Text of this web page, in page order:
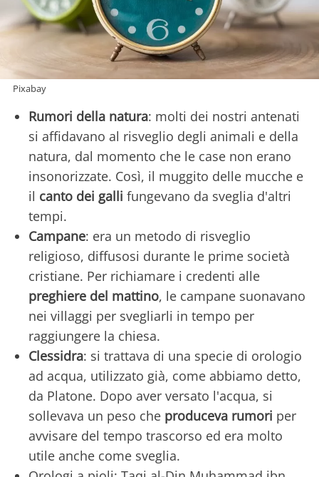
Pixabay
Rumori della natura: molti dei nostri antenati
si affidavano al risveglio degli animali e della
natura, dal momento che le case non erano
insonorizzate. Così, il muggito delle mucche e
il canto dei galli fungevano da sveglia d'altri
tempi.
Campane: era un metodo di risveglio
religioso, diffusosi durante le prime società
cristiane. Per richiamare i credenti alle
preghiere del mattino, le campane suonavano
nei villaggi per svegliarli in tempo per
raggiungere la chiesa.
Clessidra: si trattava di una specie di orologio
ad acqua, utilizzato già, come abbiamo detto,
da Platone. Dopo aver versato l'acqua, si
sollevava un peso che produceva rumori per
avvisare del tempo trascorso ed era molto
utile anche come sveglia.